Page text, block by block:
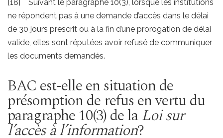
[18] Suivant le paragraphe 10(3), lorsque les institutions
ne répondent pas à une demande d’accès dans le délai
de 30 jours prescrit ou à la fin d’une prorogation de délai
valide, elles sont réputées avoir refusé de communiquer
les documents demandés.
BAC est-elle en situation de
présomption de refus en vertu du
paragraphe 10(3) de laLoi sur
l’accès à l’information?